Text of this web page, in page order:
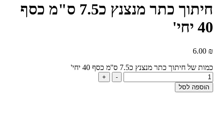
חיתוך כתר מנצנץ כ7.5 ס"מ כסף
40 יחי'
6.00 ₪
כמות של חיתוך כתר מנצנץ כ7.5 ס''מ כסף 40 יחי'
-
+
הוספה לסל